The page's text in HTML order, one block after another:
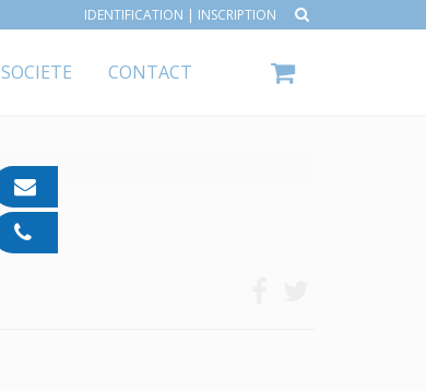
IDENTIFICATION | INSCRIPTION
SOCIETE CONTACT
pharma.com
91